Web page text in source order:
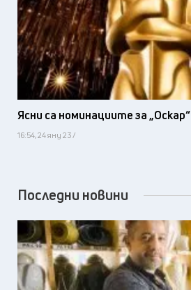
Ясни са номинациите за „Оскар“
16:54, 24 яну 23 /
Последни новини